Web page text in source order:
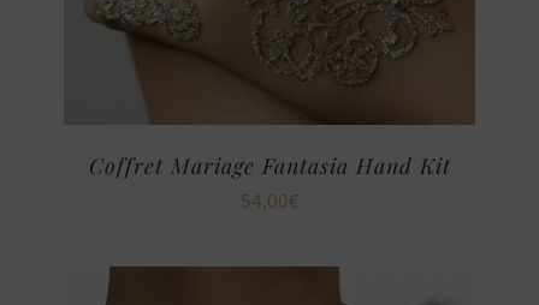
Coffret Mariage Fantasia Hand Kit
54,00€